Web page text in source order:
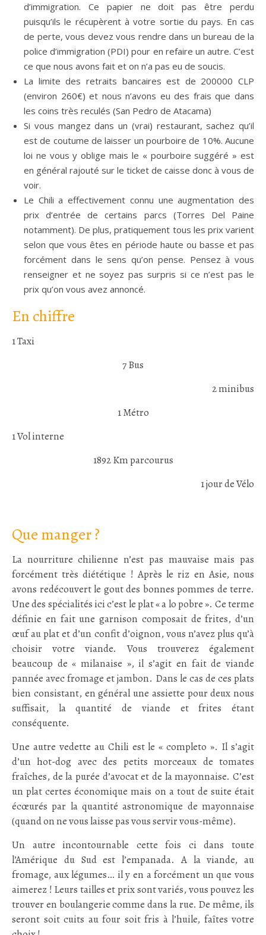
d’immigration. Ce papier ne doit pas être perdu
puisqu’ils le récupèrent à votre sortie du pays. En cas
de perte, vous devez vous rendre dans un bureau de la
police d’immigration (PDI) pour en refaire un autre. C’est
ce que nous avons fait et on n’a pas eu de soucis.
La limite des retraits bancaires est de 200000 CLP
(environ 260€) et nous n’avons eu des frais que dans
les coins très reculés (San Pedro de Atacama)
Si vous mangez dans un (vrai) restaurant, sachez qu’il
est de coutume de laisser un pourboire de 10%. Aucune
loi ne vous y oblige mais le « pourboire suggéré » est
en général rajouté sur le ticket de caisse donc à vous de
voir.
Le Chili a effectivement connu une augmentation des
prix d’entrée de certains parcs (Torres Del Paine
notamment). De plus, pratiquement tous les prix varient
selon que vous êtes en période haute ou basse et pas
forcément dans le sens qu’on pense. Pensez à vous
renseigner et ne soyez pas surpris si ce n’est pas le
prix qu’on vous avez annoncé.
En chiffre
1 Taxi
7 Bus
2 minibus
1 Métro
1 Vol interne
1892 Km parcourus
1 jour de Vélo
Que manger ?
La nourriture chilienne n’est pas mauvaise mais pas
forcément très diététique ! Après le riz en Asie, nous
avons redécouvert le gout des bonnes pommes de terre.
Une des spécialités ici c’est le plat « a lo pobre ». Ce terme
définie en fait une garnison composait de frites, d’un
œuf au plat et d’un confit d’oignon, vous n’avez plus qu’à
choisir votre viande. Vous trouverez également
beaucoup de « milanaise », il s’agit en fait de viande
pannée avec fromage et jambon. Dans le cas de ces plats
bien consistant, en général une assiette pour deux nous
suffisait, la quantité de viande et frites étant
conséquente.
Une autre vedette au Chili est le « completo ». Il s’agit
d’un hot-dog avec des petits morceaux de tomates
fraîches, de la purée d’avocat et de la mayonnaise. C’est
un plat certes économique mais on a tout de suite était
écœurés par la quantité astronomique de mayonnaise
(quand on ne vous laisse pas vous servir vous-même).
Un autre incontournable cette fois ci dans toute
l’Amérique du Sud est l’empanada. A la viande, au
fromage, aux légumes… il y en a forcément un que vous
aimerez ! Leurs tailles et prix sont variés, vous pouvez les
trouver en boulangerie comme dans la rue. De même, ils
seront soit cuits au four soit fris à l’huile, faîtes votre